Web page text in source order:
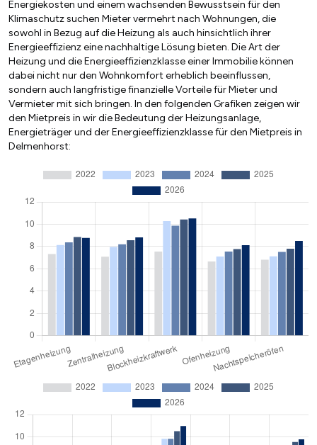
Energiekosten und einem wachsenden Bewusstsein für den
Klimaschutz suchen Mieter vermehrt nach Wohnungen, die
sowohl in Bezug auf die Heizung als auch hinsichtlich ihrer
Energieeffizienz eine nachhaltige Lösung bieten. Die Art der
Heizung und die Energieeffizienzklasse einer Immobilie können
dabei nicht nur den Wohnkomfort erheblich beeinflussen,
sondern auch langfristige finanzielle Vorteile für Mieter und
Vermieter mit sich bringen. In den folgenden Grafiken zeigen wir
den Mietpreis in wir die Bedeutung der Heizungsanlage,
Energieträger und der Energieeffizienzklasse für den Mietpreis in
Delmenhorst: